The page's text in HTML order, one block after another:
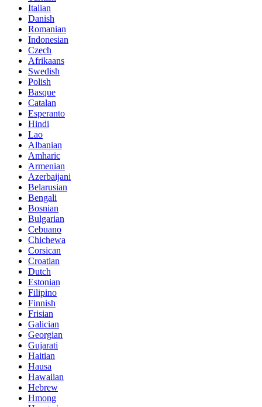
Italian
Danish
Romanian
Indonesian
Czech
Afrikaans
Swedish
Polish
Basque
Catalan
Esperanto
Hindi
Lao
Albanian
Amharic
Armenian
Azerbaijani
Belarusian
Bengali
Bosnian
Bulgarian
Cebuano
Chichewa
Corsican
Croatian
Dutch
Estonian
Filipino
Finnish
Frisian
Galician
Georgian
Gujarati
Haitian
Hausa
Hawaiian
Hebrew
Hmong